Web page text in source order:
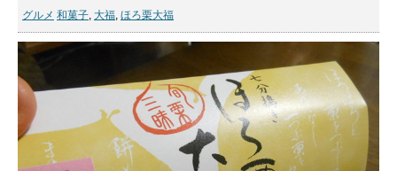
グルメ 和菓子, 大福, ほろ栗大福